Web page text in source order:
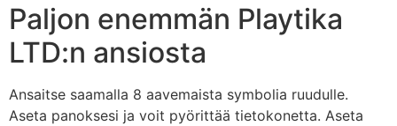
Paljon enemmän Playtika
LTD:n ansiosta
Ansaitse saamalla 8 aavemaista symbolia ruudulle.
Aseta panoksesi ja voit pyörittää tietokonetta. Aseta